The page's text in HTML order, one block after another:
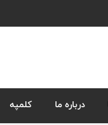
درباره ما کلمپه